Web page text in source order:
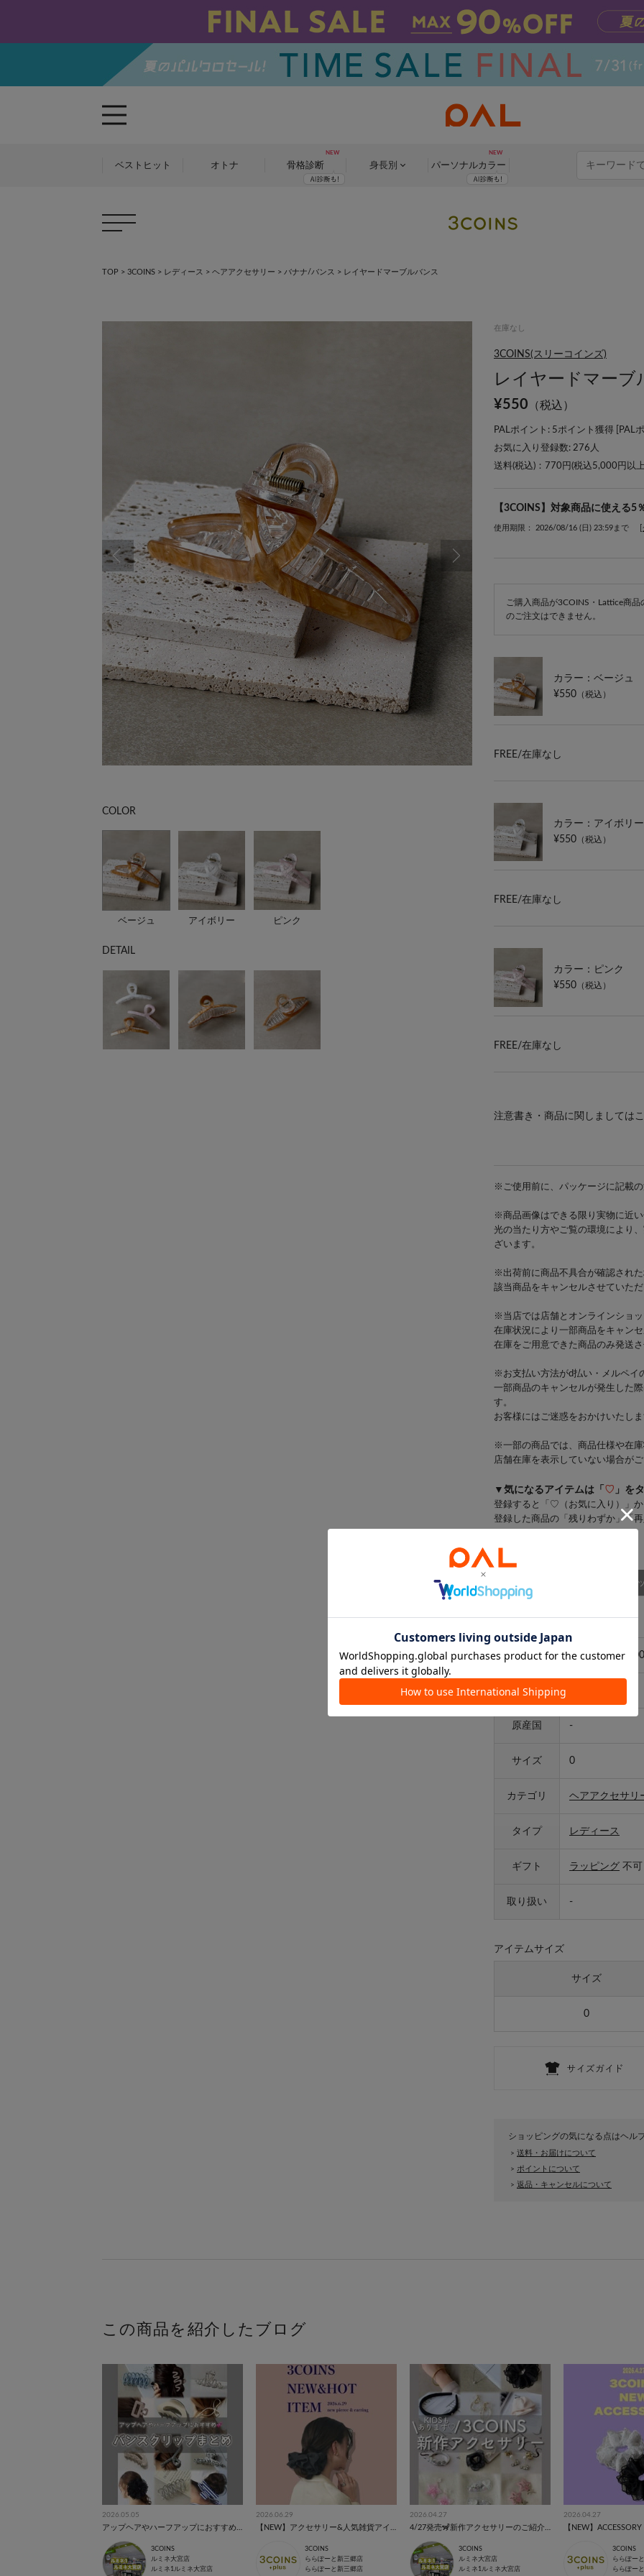
ベストヒット オトナ 骨格診断 身長別 パーソナルカラー
TOP > 3COINS > レディース > ヘアアクセサリー > バナナ/バンス > レイヤードマーブルバンス
COLOR
ベージュ アイボリー ピンク
DETAIL
在庫なし
3COINS(スリーコインズ)
レイヤードマーブ
¥550 （税込）
PALポイント: 5ポイント獲得 [ PAL
お気に入り登録数: 276 人
送料(税込)：770円(税込5,000円以
【3COINS】対象商品に使える5
使用期限： 2026/08/16 (日) 23:59まで
ご購入商品が3COINS・Lattice商
のご注文はできません。
カラー：ベージュ
¥550 （税込）
FREE/在庫なし
カラー：アイボリー
¥550 （税込）
FREE/在庫なし
カラー：ピンク
¥550 （税込）
FREE/在庫なし
注意書き・商品に関しましては
※ご使用前に、パッケージに記載
※商品画像はできる限り実物に近い
光の当たり方やご覧の環境により
ざいます。
※出荷前に商品不具合が確認された
該当商品をキャンセルさせていただ
※当店では店舗とオンラインショ
在庫状況により一部商品をキャンセ
在庫をご用意できた商品のみ発送
※お支払い方法がd払い・メルペイ
一部商品のキャンセルが発生した
す。
お客様にはご迷惑をおかけいたし
※一部の商品では、商品仕様や在
店舗在庫を表示していない場合が
▼気になるアイテムは「 ♡ 」を
登録すると「♡（お気に入り）」か
登録した商品の「残りわずか」「
スタ
品番 2614-B27-BS-
素材
原産国 -
サイズ 0
カテゴリ ヘアアクセサリ
タイプ レディース
ギフト ラッピング 不可
取り扱い -
アイテムサイズ
サイズ
0
ショッピングの気になる点はヘル
> 送料・お届けについて
> ポイントについて
> 返品・キャンセルについて
この商品を紹介したブログ
2026.05.05
3COINS
ルミネ大宮店
ルミネ1ルミネ大宮店
2026.06.29
3COINS
ららぽーと新三郷店
ららぽーと新三郷店
2026.04.27
3COINS
ルミネ大宮店
ルミネ1ルミネ大宮店
2026.04.27
【NEW】ACCESSORY
3COINS
ららぽー
ららぽー